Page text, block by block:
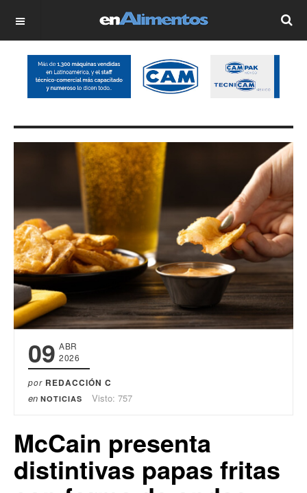
OFF CANVAS
09 ABR
2026
por REDACCIÓN C
en NOTICIAS Visto: 757
McCain presenta
distintivas papas fritas